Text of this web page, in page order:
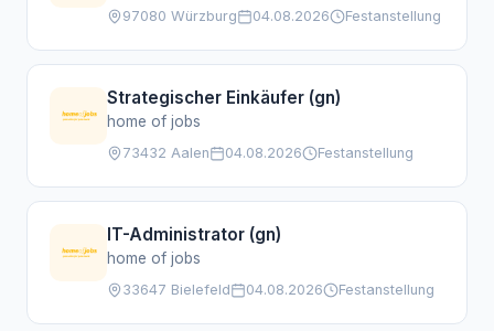
97080 Würzburg 04.08.2026 Festanstellung
Strategischer Einkäufer (gn)
home of jobs
73432 Aalen 04.08.2026 Festanstellung
IT-Administrator (gn)
home of jobs
33647 Bielefeld 04.08.2026 Festanstellung